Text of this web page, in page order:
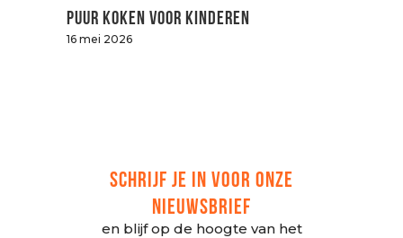
Puur koken voor kinderen
16 mei 2026
SCHRIJF JE IN VOOR ONZE
NIEUWSBRIEF
en blijf op de hoogte van het